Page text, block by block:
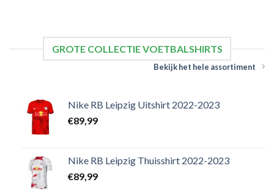
GROTE COLLECTIE VOETBALSHIRTS
Bekijk het hele assortiment
Nike RB Leipzig Uitshirt 2022-2023
€89,99
Nike RB Leipzig Thuisshirt 2022-2023
€89,99